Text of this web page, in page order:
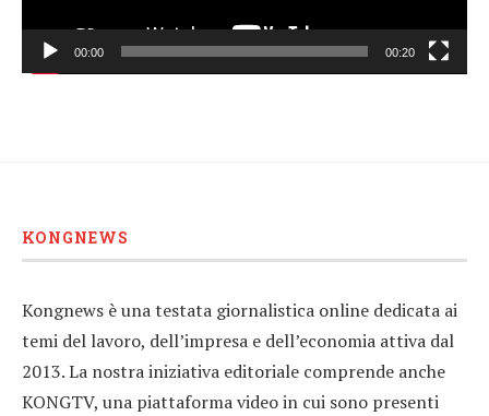
00:00 00:20
KONGNEWS
Kongnews è una testata giornalistica online dedicata ai
temi del lavoro, dell’impresa e dell’economia attiva dal
2013. La nostra iniziativa editoriale comprende anche
KONGTV, una piattaforma video in cui sono presenti